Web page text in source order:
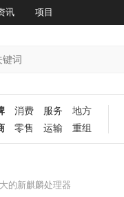
讯 项目
消费 服务
地方
零售 运输 重组
的新麒麟处理器